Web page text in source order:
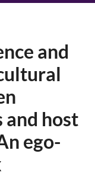
and
and host
ego-